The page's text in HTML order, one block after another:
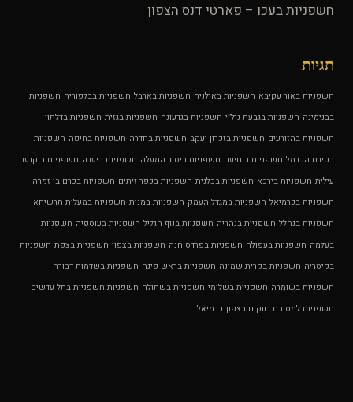
חשפניות בעכו – פארטי דנס הצפון
תגיות
חשפניות באור עקיבא חשפניות באילניה חשפניות בארבל חשפניות בבלפוריה חשפניות
בבנימינה חשפניות בגבעת ניל”י חשפניות בגדעונה חשפניות בגזית חשפניות בדלתון
חשפניות בהזורעים חשפניות בזכרון יעקב חשפניות בחדרה חשפניות בחיפה חשפניות
בטירת הכרמל חשפניות ביחיעם חשפניות ביסוד המעלה חשפניות ביערה חשפניות ביקנעם
עילית חשפניות בירכא חשפניות בכלנית חשפניות בכפר זיתים חשפניות בכרם בן זמרה
חשפניות בכרמיאל חשפניות במגדל העמק חשפניות במנות חשפניות במעלות תרשיחא
חשפניות בנהלל חשפניות בנהריה חשפניות בנוף הגליל חשפניות בעוספיה חשפניות
בעלמה חשפניות בעפולה חשפניות בפרדס חנה חשפניות בצפון חשפניות בצפת חשפניות
בקיסריה חשפניות בקרית שמונה חשפניות בראש פינה חשפניות בשדמות דבורה
חשפניות בשומרה חשפניות בשלומי חשפניות בשתולה חשפניות חשפניות בתל עדשים
חשפניות למסיבת רווקים בצפון כרמיאל